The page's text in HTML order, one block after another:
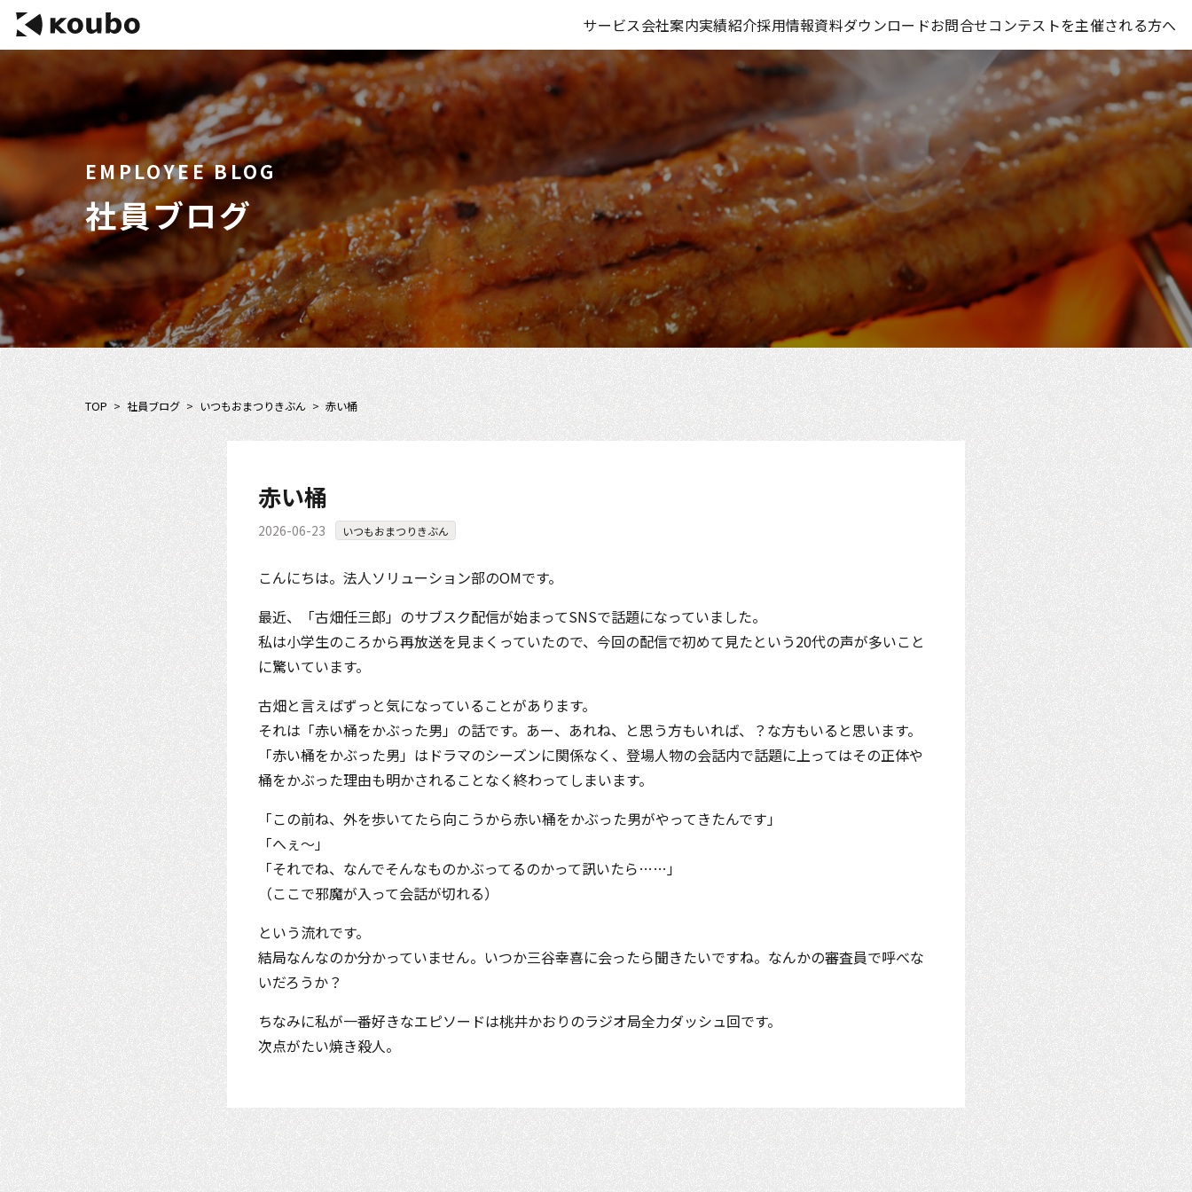
サービス会社案内実績紹介採用情報資料ダウンロードお問合せコンテストを主催される方へ
EMPLOYEE BLOG
社員ブログ
TOP > 社員ブログ > いつもおまつりきぶん > 赤い桶
赤い桶
2026-06-23 いつもおまつりきぶん
こんにちは。法人ソリューション部のOMです。
最近、「古畑任三郎」のサブスク配信が始まってSNSで話題になっていました。
私は小学生のころから再放送を見まくっていたので、今回の配信で初めて見たという20代の声が多いこと
に驚いています。
古畑と言えばずっと気になっていることがあります。
それは「赤い桶をかぶった男」の話です。あー、あれね、と思う方もいれば、？な方もいると思います。
「赤い桶をかぶった男」はドラマのシーズンに関係なく、登場人物の会話内で話題に上ってはその正体や
桶をかぶった理由も明かされることなく終わってしまいます。
「この前ね、外を歩いてたら向こうから赤い桶をかぶった男がやってきたんです」
「へぇ～」
「それでね、なんでそんなものかぶってるのかって訊いたら……」
（ここで邪魔が入って会話が切れる）
という流れです。
結局なんなのか分かっていません。いつか三谷幸喜に会ったら聞きたいですね。なんかの審査員で呼べな
いだろうか？
ちなみに私が一番好きなエピソードは桃井かおりのラジオ局全力ダッシュ回です。
次点がたい焼き殺人。